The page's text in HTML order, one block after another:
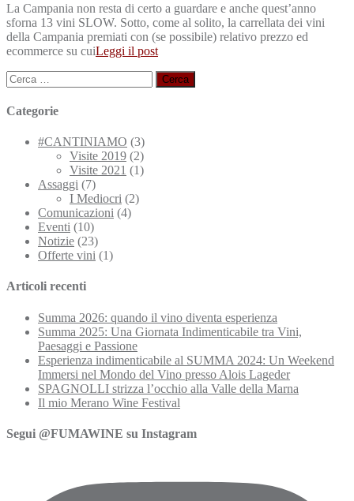
La Campania non resta di certo a guardare e anche quest’anno
sforna 13 vini SLOW. Sotto, come al solito, la carrellata dei vini
della Campania premiati con (se possibile) relativo prezzo ed
ecommerce su cuiLeggi il post
Ricerca
per:
Categorie
#CANTINIAMO (3)
Visite 2019 (2)
Visite 2021 (1)
Assaggi (7)
I Mediocri (2)
Comunicazioni (4)
Eventi (10)
Notizie (23)
Offerte vini (1)
Articoli recenti
Summa 2026: quando il vino diventa esperienza
Summa 2025: Una Giornata Indimenticabile tra Vini,
Paesaggi e Passione
Esperienza indimenticabile al SUMMA 2024: Un Weekend
Immersi nel Mondo del Vino presso Alois Lageder
SPAGNOLLI strizza l’occhio alla Valle della Marna
Il mio Merano Wine Festival
Segui @FUMAWINE su Instagram